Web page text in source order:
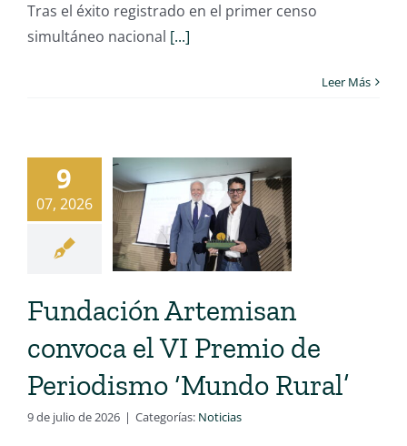
Tras el éxito registrado en el primer censo
simultáneo nacional [...]
Leer Más
9
07, 2026
Fundación Artemisan
convoca el VI Premio de
Periodismo ‘Mundo Rural’
9 de julio de 2026 | Categorías: Noticias